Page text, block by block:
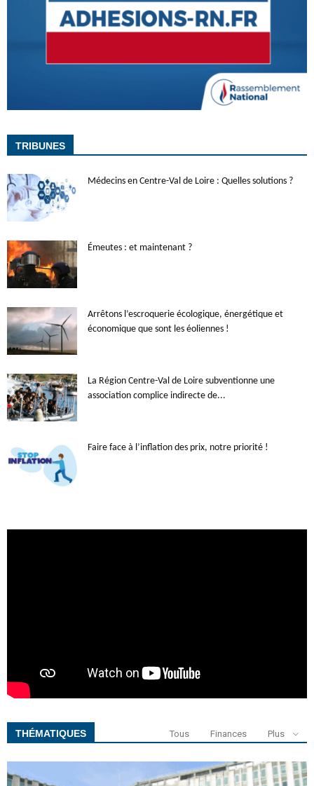
TRIBUNES
Médecins en Centre-Val de Loire : Quelles solutions ?
Émeutes : et maintenant ?
Arrêtons l’escroquerie écologique, énergétique et
économique que sont les éoliennes !
La Région Centre-Val de Loire subventionne une
association complice indirecte de...
Faire face à l’inflation des prix, notre priorité !
THÉMATIQUES Tous Finances Plus